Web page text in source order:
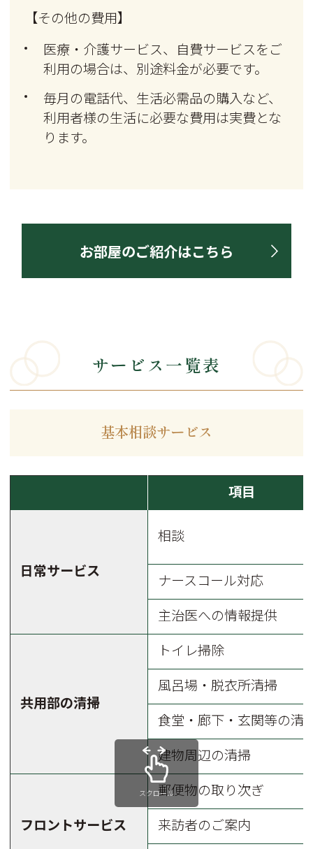
【その他の費用】
医療・介護サービス、自費サービスをご
利用の場合は、別途料金が必要です。
毎月の電話代、生活必需品の購入など、
利用者様の生活に必要な費用は実費とな
ります。
お部屋のご紹介はこちら
サービス一覧表
基本相談サービス
項目
日常サービス
相談
ナースコール対応
主治医への情報提供
共用部の清掃
トイレ掃除
風呂場・脱衣所清掃
食堂・廊下・玄関等の清
建物周辺の清掃
フロントサービス
郵便物の取り次ぎ
来訪者のご案内
スクロール